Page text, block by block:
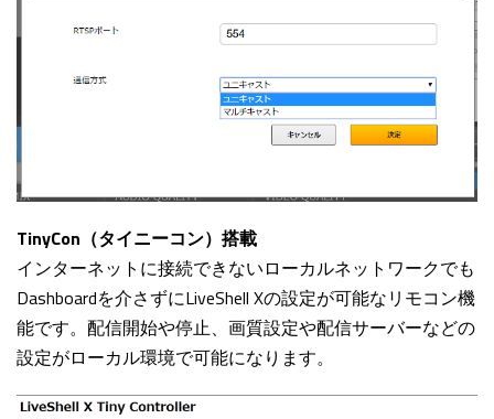
TinyCon（タイニーコン）搭載
インターネットに接続できないローカルネットワークでも
Dashboardを介さずにLiveShell Xの設定が可能なリモコン機
能です。配信開始や停止、画質設定や配信サーバーなどの
設定がローカル環境で可能になります。